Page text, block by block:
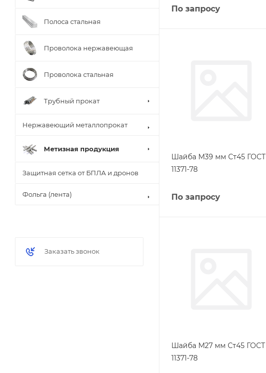
По запросу
Шайба М39 мм Ст45 ГОСТ
11371-78
По запросу
Шайба М27 мм Ст45 ГОСТ
11371-78
Полоса стальная
Проволока нержавеющая
Проволока стальная
Трубный прокат
Нержавеющий металлопрокат
Метизная продукция
Защитная сетка от БПЛА и дронов
Фольга (лента)
Заказать звонок